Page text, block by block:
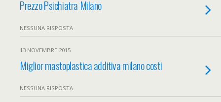
Prezzo Psichiatra Milano
NESSUNA RISPOSTA
13 NOVEMBRE 2015
Miglior mastoplastica additiva milano costi
NESSUNA RISPOSTA